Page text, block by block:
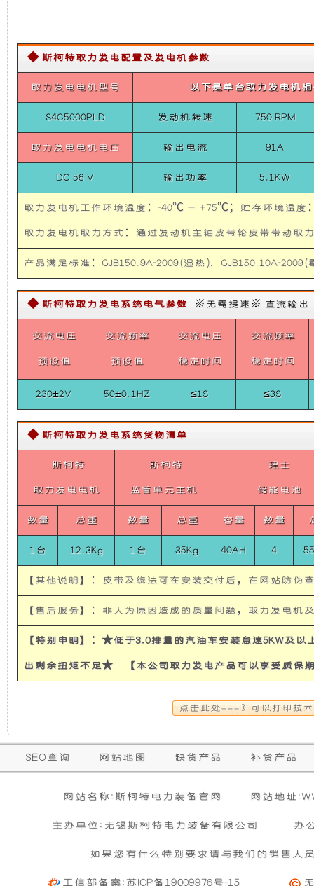
音
更
低，
能
稳
定，
护
方
便，
所
电
组
而
言，
在
基
上
增
了
装
置，
使
隔
音
和
（勇
士
BJ2022）
5KW
取
力
发
电
机
供
电
系
统
（勇
士
BJ2022）
5KW
Belt
Power
System
For
BJ2022
◆ 斯柯特取力发电配置及发电机参数
取力发电电机型号 以下是单台取力发电机
S4C5000PLD 发动机转速 750 RPM
取力发电电机电压 输出电流 91A
DC 56 V 输出功率 5.1KW
取力发电机工作环境温度：-40℃ — +75℃；贮存环境温
取力发电机取力方式：通过发动机主轴皮带轮皮带
产品满足标准：GJB150.9A-2009(湿热)、GJB150.10A-
◆ 斯柯特取力发电系统电气参数 ※无需提速※ 直流输出
交流电压
预设值
交流频率
预设值
交流电压
稳定时间
交流频率
稳定时间
230±2V 50±0.1HZ ≤1S ≤3S
◆ 斯柯特取力发电系统货物清单
斯柯特
取力发电电机
斯柯特
监管单元主机
理士
储能电池
数量 总重 数量 总重 容量 数量
1台 12.3Kg 1台 35Kg 40AH 4
【其他说明】：皮带及绕法可在安装交付后，在网站防
【售后服务】：非人为原因造成的质量问题，取力发电机
【特别申明】：★低于3.0排量的汽油车安装怠速5KW及
出剩余扭矩不足★ 【本公司取力发电产品可以享受质保
购买本公司产品达到规定金额可获增三滤
活动时间 : 从2026年01月01日 0点0分 2026年12月
购买公司产品，运费减免优惠方案政策
活动时间 : 从2023年12月20日 0点0分到 2030年12月
零担运输（运费到付）
所需时间 : 3-4 天 [ 国内 ]
修
SEO查询 网站地图 缺货产品 补货产品
网站名称:斯柯特电力装备官网 网站地址
主办单位:无锡斯柯特电力装备有限公司 办
如果您有什么特别要求请与我们的销售人
工信部备案:苏ICP备19009976号-15